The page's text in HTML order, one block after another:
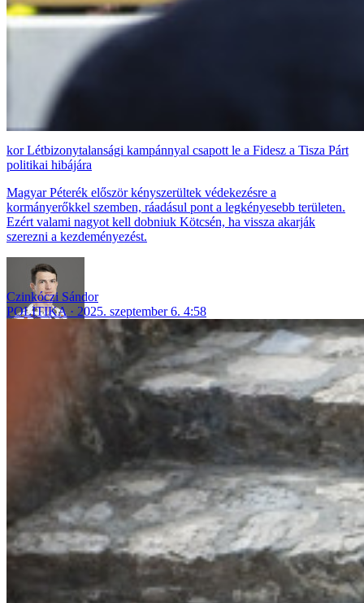
Létbizonytalansági kampánnyal csapott le a Fidesz a Tisza Párt
politikai hibájára
Magyar Péterék először kényszerültek védekezésre a
kormányerőkkel szemben, ráadásul pont a legkényesebb területen.
Ezért valami nagyot kell dobniuk Kötcsén, ha vissza akarják
szerezni a kezdeményezést.
Czinkóczi Sándor
POLITIKA
2025. szeptember 6. 4:58